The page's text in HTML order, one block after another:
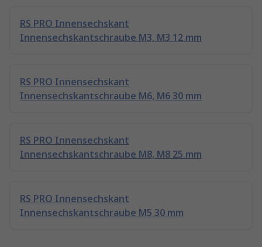
RS PRO Innensechskant
Innensechskantschraube M3, M3 12 mm
RS PRO Innensechskant
Innensechskantschraube M6, M6 30 mm
RS PRO Innensechskant
Innensechskantschraube M8, M8 25 mm
RS PRO Innensechskant
Innensechskantschraube M5 30 mm